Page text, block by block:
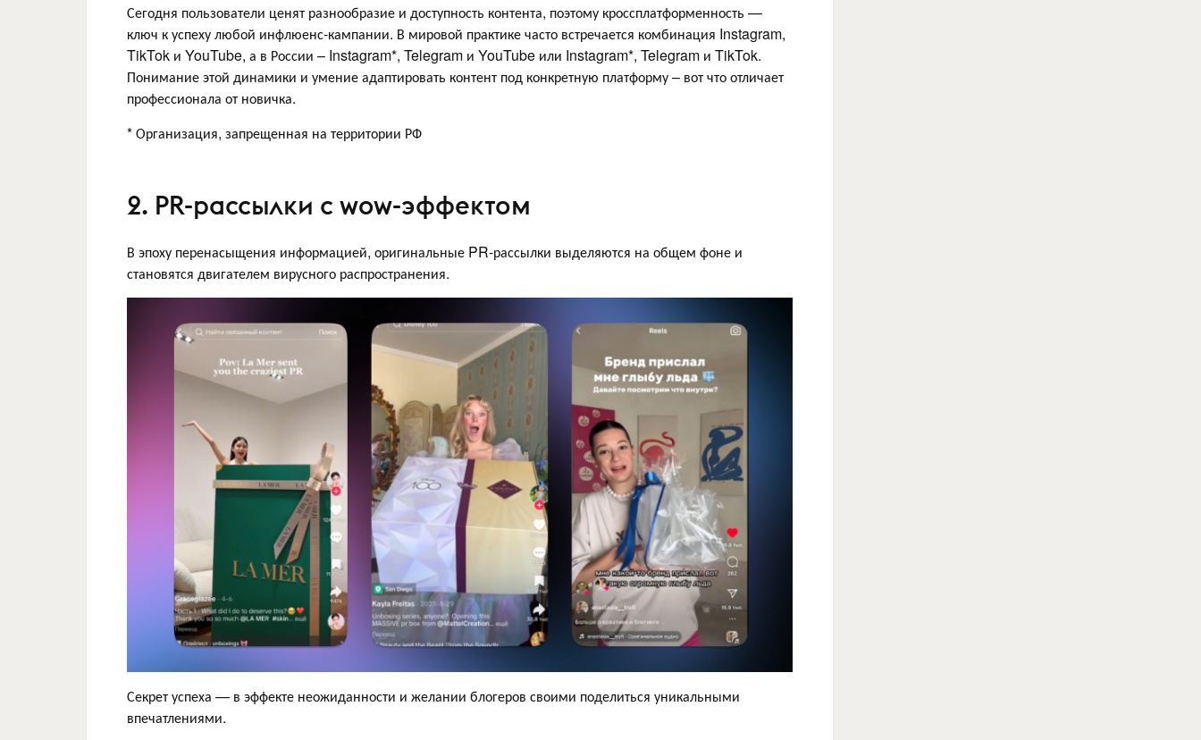
Сегодня пользователи ценят разнообразие и доступность контента, поэтому кроссплатформенность —
ключ к успеху любой инфлюенс-кампании. В мировой практике часто встречается комбинация Instagram,
TikTok и YouTube, а в России – Instagram*, Telegram и YouTube или Instagram*, Telegram и TikTok.
Понимание этой динамики и умение адаптировать контент под конкретную платформу – вот что отличает
профессионала от новичка.
* Организация, запрещенная на территории РФ
2. PR-рассылки с wow-эффектом
В эпоху перенасыщения информацией, оригинальные PR-рассылки выделяются на общем фоне и
становятся двигателем вирусного распространения.
Секрет успеха — в эффекте неожиданности и желании блогеров своими поделиться уникальными
впечатлениями.